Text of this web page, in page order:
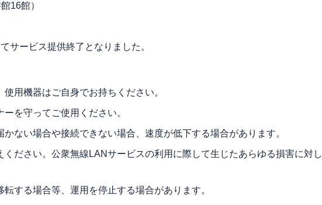
16館）
サービス提供終了となりました。
用機器はご自身でお持ちください。
を守ってご使用ください。
ない場合や接続できない場合、速度が低下する場合があります。
ださい。公衆無線LANサービスの利用に際して生じたあらゆる損害に対し
する場合等、運用を停止する場合があります。